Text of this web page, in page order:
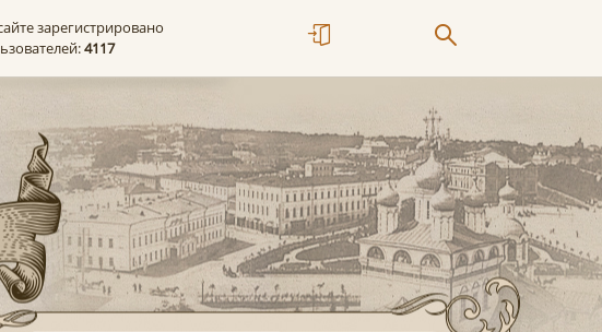
зарегистрировано
4117